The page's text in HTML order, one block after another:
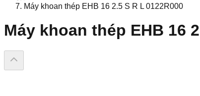
Máy khoan thép EHB 16 2.5 S R L 0122R000
Máy khoan thép EHB 16